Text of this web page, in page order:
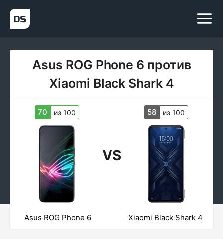
Asus ROG Phone 6 против
Xiaomi Black Shark 4
70 из 100
VS
58 из 100
Asus ROG Phone 6 Xiaomi Black Shark 4